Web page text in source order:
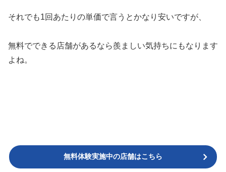
それでも1回あたりの単価で言うとかなり安いですが、
無料でできる店舗があるなら羨ましい気持ちにもなります
よね。
無料体験実施中の店舗はこちら